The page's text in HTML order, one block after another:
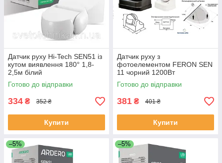
Датчик руху Hi-Tech SEN51 із
кутом виявлення 180° 1,8-
2,5м білий
Готово до відправки
334 ₴ 352 ₴
Купити
Датчик руху з
фотоелементом FERON SEN
11 чорний 1200Вт
Готово до відправки
381 ₴ 401 ₴
Купити
–5% –5%